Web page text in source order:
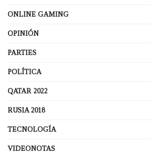
ONLINE GAMING
OPINIÓN
PARTIES
POLÍTICA
QATAR 2022
RUSIA 2018
TECNOLOGÍA
VIDEONOTAS